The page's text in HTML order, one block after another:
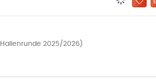
ZU
2025/2026)